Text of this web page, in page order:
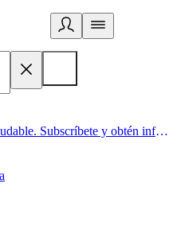
Acá comienza un estilo de vida saludable. Subscríbete y obtén información de primera mano